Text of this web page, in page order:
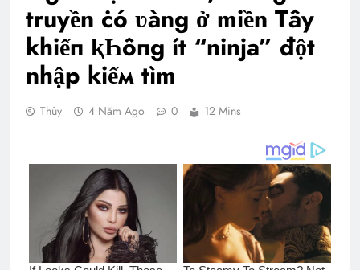
truyền ċó ʋàng ở miền Tây
khiếп ⱪҺôпg ít “ninja” đột
nhập kiếм tìm
Thùy 4 Năm Ago 0 12 Mins